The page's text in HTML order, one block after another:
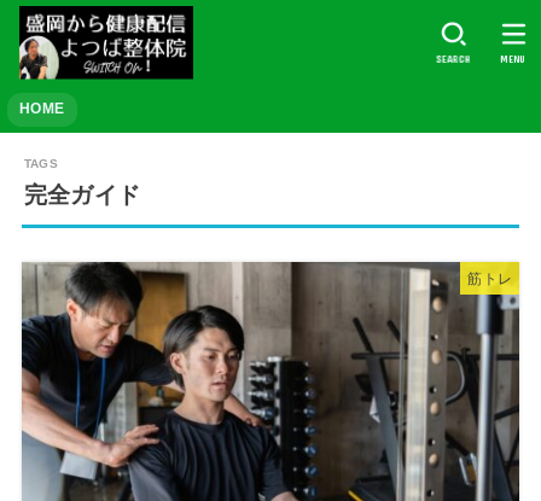
HOME
SEARCH MENU
完全ガイド
筋トレ